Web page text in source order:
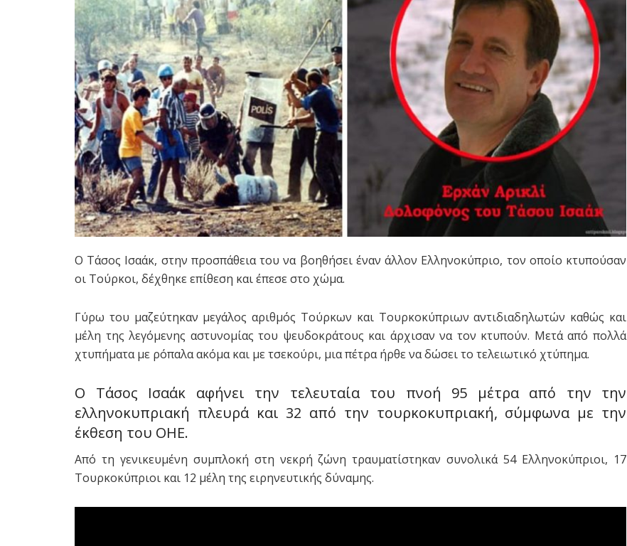
Ο Tάσος Ισαάκ, στην προσπάθεια του να βοηθήσει έναν άλλον Ελληνοκύπριο, τον οποίο κτυπούσαν
οι Τούρκοι, δέχθηκε επίθεση και έπεσε στο χώμα.
Γύρω του μαζεύτηκαν μεγάλος αριθμός Τούρκων και Τουρκοκύπριων αντιδιαδηλωτών καθώς και
μέλη της λεγόμενης αστυνομίας του ψευδοκράτους και άρχισαν να τον κτυπούν. Μετά από πολλά
χτυπήματα με ρόπαλα ακόμα και με τσεκούρι, μια πέτρα ήρθε να δώσει το τελειωτικό χτύπημα.
Ο Τάσος Ισαάκ αφήνει την τελευταία του πνοή 95 μέτρα από την την
ελληνοκυπριακή πλευρά και 32 από την τουρκοκυπριακή, σύμφωνα με την
έκθεση του OHE.
Από τη γενικευμένη συμπλοκή στη νεκρή ζώνη τραυματίστηκαν συνολικά 54 Ελληνοκύπριοι, 17
Τουρκοκύπριοι και 12 μέλη της ειρηνευτικής δύναμης.